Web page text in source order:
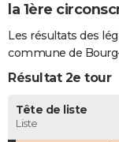
la 1ère
Les résultats des
commune de
Résultat 2e tour
Tête de liste
Liste